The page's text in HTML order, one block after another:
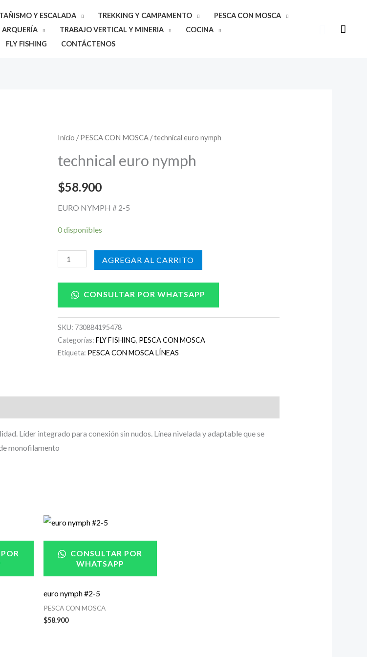
Y ESCALADA TREKKING Y CAMPAMENTO
PESCA CON MOSCA
TRABAJO VERTICAL Y MINERIA
COCINA
FLY FISHING CONTÁCTENOS
Buscar
Inicio /PESCA CON MOSCA / technical euro nymph
technical euro nymph
$58.900
EURO NYMPH # 2-5
0 disponibles
technical
nymph
cantidad
AÑADIR AL CARRITO
CONSULTAR POR WHATSAPP
SKU: 730884195478
Categorías:FLY FISHING, PESCA CON MOSCA
Etiqueta: PESCA CON MOSCA LÍNEAS
Líder integrado para conexión sin nudos. Línea nivelada y adaptable que se
monofilamento
CONSULTAR POR
WHATSAPP
euro nymph #2-5
PESCA CON MOSCA
$58.900